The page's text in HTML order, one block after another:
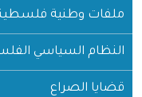
ملفات وطنية
النظام السياسي
قضايا الصراع